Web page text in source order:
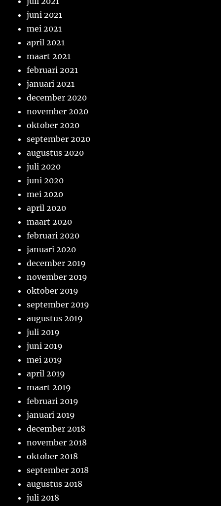
juni 2021
mei 2021
april 2021
maart 2021
februari 2021
januari 2021
december 2020
november 2020
oktober 2020
september 2020
augustus 2020
juli 2020
juni 2020
mei 2020
april 2020
maart 2020
februari 2020
januari 2020
december 2019
november 2019
oktober 2019
september 2019
augustus 2019
juli 2019
juni 2019
mei 2019
april 2019
maart 2019
februari 2019
januari 2019
december 2018
november 2018
oktober 2018
september 2018
augustus 2018
juli 2018